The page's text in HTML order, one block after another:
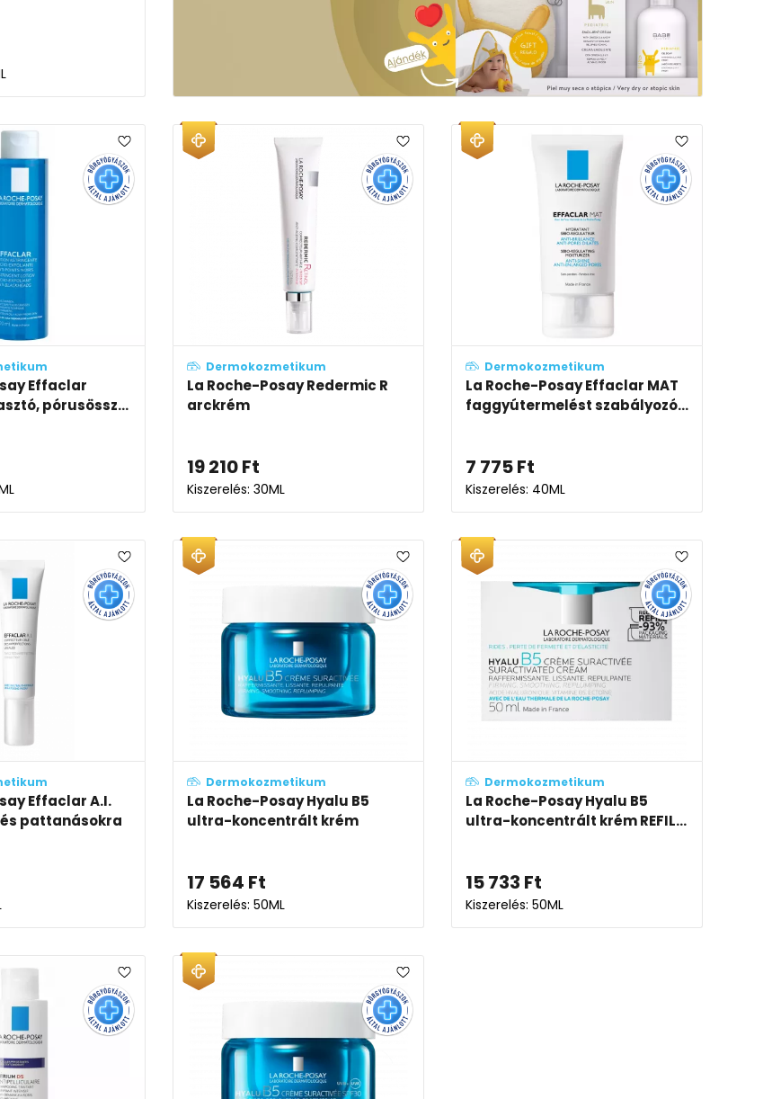
Effaclar
pórusössz...
Dermokozmetikum
La Roche-Posay Redermic R
arckrém
19 210Ft
Kiszerelés: 30ML
Dermokozmetikum
La Roche-Posay Effaclar MAT
faggyútermelést szabályozó...
7 775Ft
Kiszerelés: 40ML
Effaclar A.I.
pattanásokra
Dermokozmetikum
La Roche-Posay Hyalu B5
ultra-koncentrált krém
17 564 Ft
Kiszerelés: 50ML
Dermokozmetikum
La Roche-Posay Hyalu B5
ultra-koncentrált krém REFIL...
15 733 Ft
Kiszerelés: 50ML